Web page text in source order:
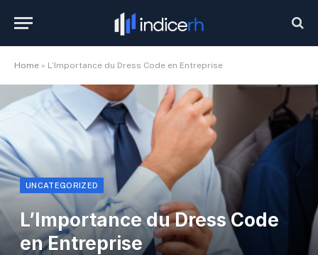
Home » L’Importance du Dress Code en Entreprise
UNCATEGORIZED
L’Importance du Dress Code
en Entreprise